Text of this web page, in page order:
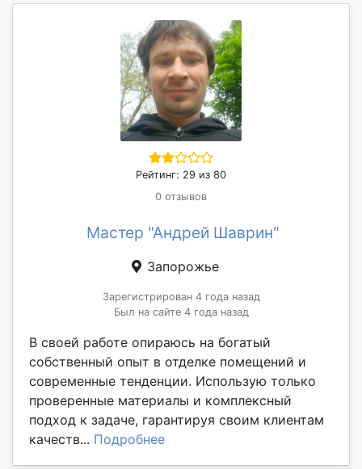
Рейтинг: 29 из 80
0 отзывов
Мастер "Андрей Шаврин"
Запорожье
Зарегистрирован 4 года назад
Был на сайте 4 года назад
В своей работе опираюсь на богатый
собственный опыт в отделке помещений и
современные тенденции. Использую только
проверенные материалы и комплексный
подход к задаче, гарантируя своим клиентам
качеств... Подробнее